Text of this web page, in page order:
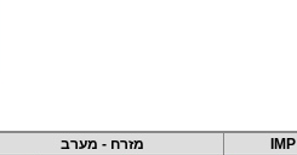
IMP מזרח - מערב